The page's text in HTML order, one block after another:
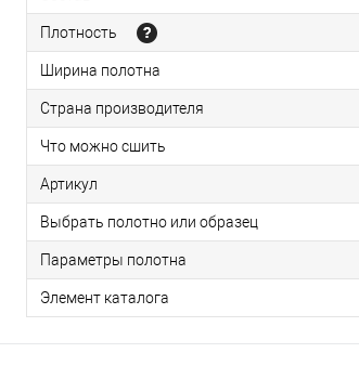
Плотность
Ширина полотна
Страна производителя
Что можно сшить
Артикул
Выбрать полотно или образец
Параметры полотна
Элемент каталога